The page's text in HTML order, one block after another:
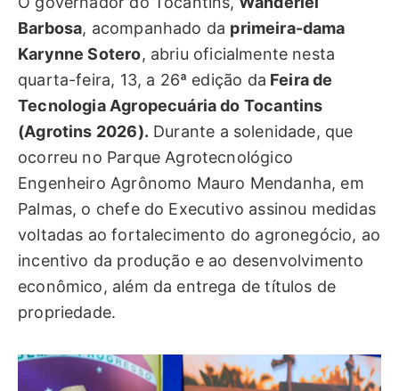
Barbosa, acompanhado da primeira-dama
Karynne Sotero, abriu oficialmente nesta
quarta-feira, 13, a 26ª edição da Feira de
Tecnologia Agropecuária do Tocantins
(Agrotins 2026). Durante a solenidade, que
ocorreu no Parque Agrotecnológico
Engenheiro Agrônomo Mauro Mendanha, em
Palmas, o chefe do Executivo assinou medidas
voltadas ao fortalecimento do agronegócio, ao
incentivo da produção e ao desenvolvimento
econômico, além da entrega de títulos de
propriedade.